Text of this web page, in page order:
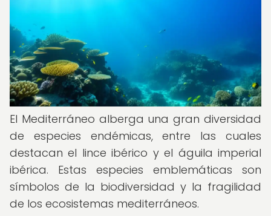
El Mediterráneo alberga una gran diversidad
de especies endémicas, entre las cuales
destacan el lince ibérico y el águila imperial
ibérica. Estas especies emblemáticas son
símbolos de la biodiversidad y la fragilidad
de los ecosistemas mediterráneos.